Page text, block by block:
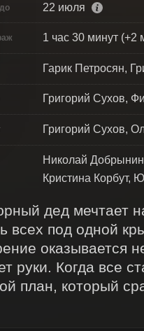
22 июля
1 час 30 минут (+2
Гарик Петросян,
Григорий Сухов,
Григорий Сухов,
Николай
Кристина Корбут,
дед мечтает
всех под одной
оказывается
руки. Когда все
план, который